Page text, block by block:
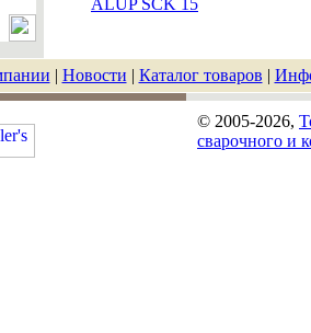
ALUP SCK 15
| Новости | Каталог товаров |
© 2005-2026,
сварочного и